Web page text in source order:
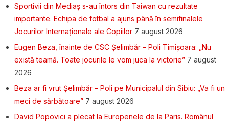
Sportivii din Mediaș s-au întors din Taiwan cu rezultate
importante. Echipa de fotbal a ajuns până în semifinalele
Jocurilor Internaționale ale Copiilor 7 august 2026
Eugen Beza, înainte de CSC Șelimbăr – Poli Timișoara: „Nu
există teamă. Toate jocurile le vom juca la victorie” 7 august
2026
Beza ar fi vrut Șelimbăr – Poli pe Municipalul din Sibiu: „Va fi un
meci de sărbătoare” 7 august 2026
David Popovici a plecat la Europenele de la Paris. Românul